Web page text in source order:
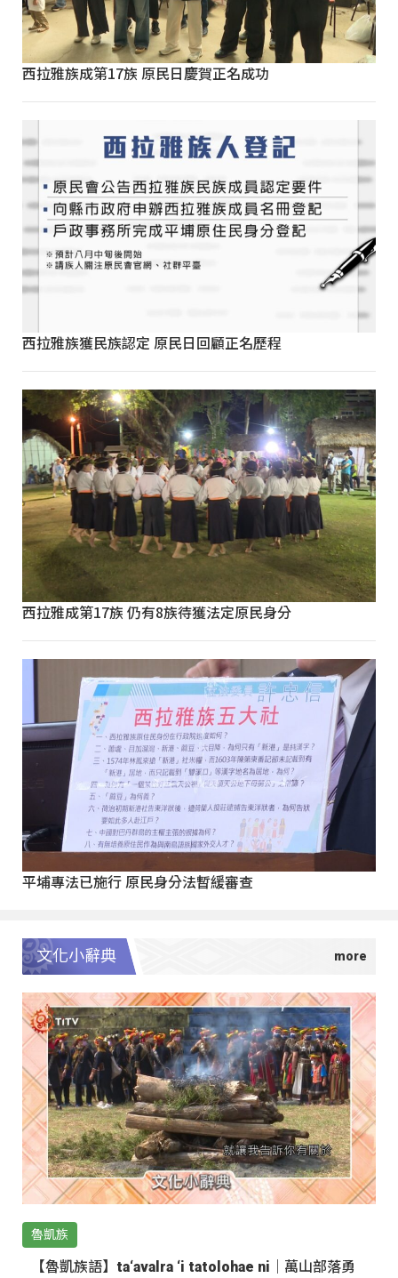
西拉雅族成第17族 原民日慶賀正名成功
西拉雅族獲民族認定 原民日回顧正名歷程
西拉雅成第17族 仍有8族待獲法定原民身分
平埔專法已施行 原民身分法暫緩審查
文化小辭典
魯凱族
【魯凱族語】ta‘avalra ‘i tatolohae ni｜萬山部落勇